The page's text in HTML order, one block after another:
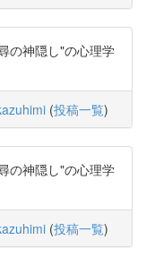
の神隠し"の心理学
(投稿一覧)
の神隠し"の心理学
(投稿一覧)